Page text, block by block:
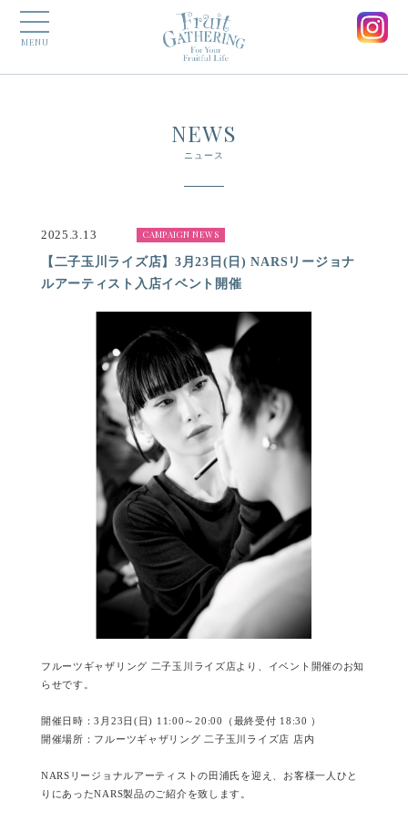
MENU
NEWS
ニュース
2025.3.13 CAMPAIGN NEWS
【二子玉川ライズ店】3月23日(日) NARSリージョナ
ルアーティスト入店イベント開催
フルーツギャザリング 二子玉川ライズ店より、イベント開催のお知
らせです。
開催日時：3月23日(日) 11:00～20:00（最終受付 18:30 ）
開催場所：フルーツギャザリング 二子玉川ライズ店 店内
NARSリージョナルアーティストの田浦氏を迎え、お客様一人ひと
りにあったNARS製品のご紹介を致します。